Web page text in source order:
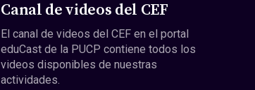
Canal de videos del CEF
El canal de videos del CEF en el portal
eduCast de la PUCP contiene todos los
videos disponibles de nuestras
actividades.